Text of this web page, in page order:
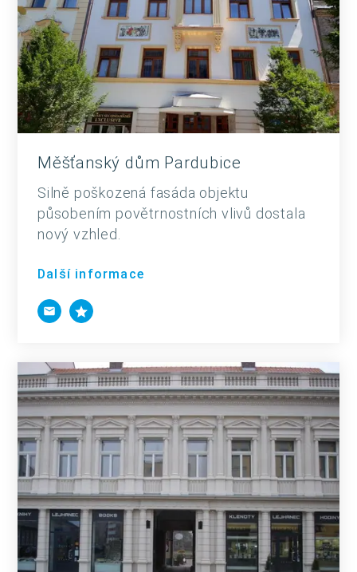
Měšťanský dům Pardubice
Silně poškozená fasáda objektu
působením povětrnostních vlivů dostala
nový vzhled.
Další informace